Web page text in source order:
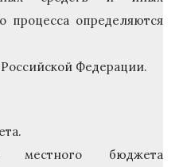
процесса определяются
Федерации.
местного бюджета